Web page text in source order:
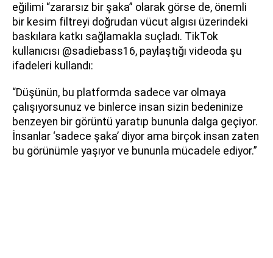
eğilimi “zararsız bir şaka” olarak görse de, önemli
bir kesim filtreyi doğrudan vücut algısı üzerindeki
baskılara katkı sağlamakla suçladı. TikTok
kullanıcısı @sadiebass16, paylaştığı videoda şu
ifadeleri kullandı:
“Düşünün, bu platformda sadece var olmaya
çalışıyorsunuz ve binlerce insan sizin bedeninize
benzeyen bir görüntü yaratıp bununla dalga geçiyor.
İnsanlar ‘sadece şaka’ diyor ama birçok insan zaten
bu görünümle yaşıyor ve bununla mücadele ediyor.”